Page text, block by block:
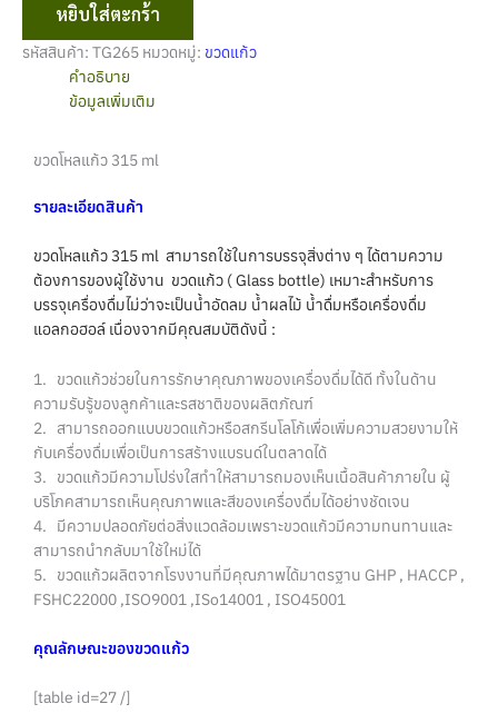
หยิบใส่ตะกร้า
รหัสสินค้า: TG265 หมวดหมู่: ขวดแก้ว
คำอธิบาย
ข้อมูลเพิ่มเติม
ขวดโหลแก้ว 315 ml
รายละเอียดสินค้า
ขวดโหลแก้ว 315 ml สามารถใช้ในการบรรจุสิ่งต่าง ๆ ได้ตามความ
ต้องการของผู้ใช้งาน ขวดแก้ว ( Glass bottle) เหมาะสำหรับการ
บรรจุเครื่องดื่มไม่ว่าจะเป็นน้ำอัดลม น้ำผลไม้ น้ำดื่มหรือเครื่องดื่ม
แอลกอฮอล์ เนื่องจากมีคุณสมบัติดังนี้ :
1. ขวดแก้วช่วยในการรักษาคุณภาพของเครื่องดื่มได้ดี ทั้งในด้าน
ความรับรู้ของลูกค้าและรสชาติของผลิตภัณฑ์
2. สามารถออกแบบขวดแก้วหรือสกรีนโลโก้เพื่อเพิ่มความสวยงามให้
กับเครื่องดื่มเพื่อเป็นการสร้างแบรนด์ในตลาดได้
3. ขวดแก้วมีความโปร่งใสทำให้สามารถมองเห็นเนื้อสินค้าภายใน ผู้
บริโภคสามารถเห็นคุณภาพและสีของเครื่องดื่มได้อย่างชัดเจน
4. มีความปลอดภัยต่อสิ่งแวดล้อมเพราะขวดแก้วมีความทนทานและ
สามารถนำกลับมาใช้ใหม่ได้
5. ขวดแก้วผลิตจากโรงงานที่มีคุณภาพได้มาตรฐาน GHP , HACCP ,
FSHC22000 ,ISO9001 ,ISo14001 , ISO45001
คุณลักษณะของขวดแก้ว
[table id=27 /]